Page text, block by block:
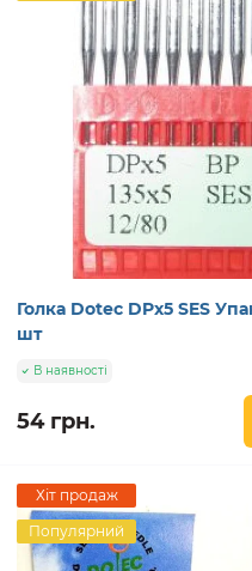
Голка Dotec DPx5 SES
шт
В наявності
54 грн.
Хіт продаж
Популярний